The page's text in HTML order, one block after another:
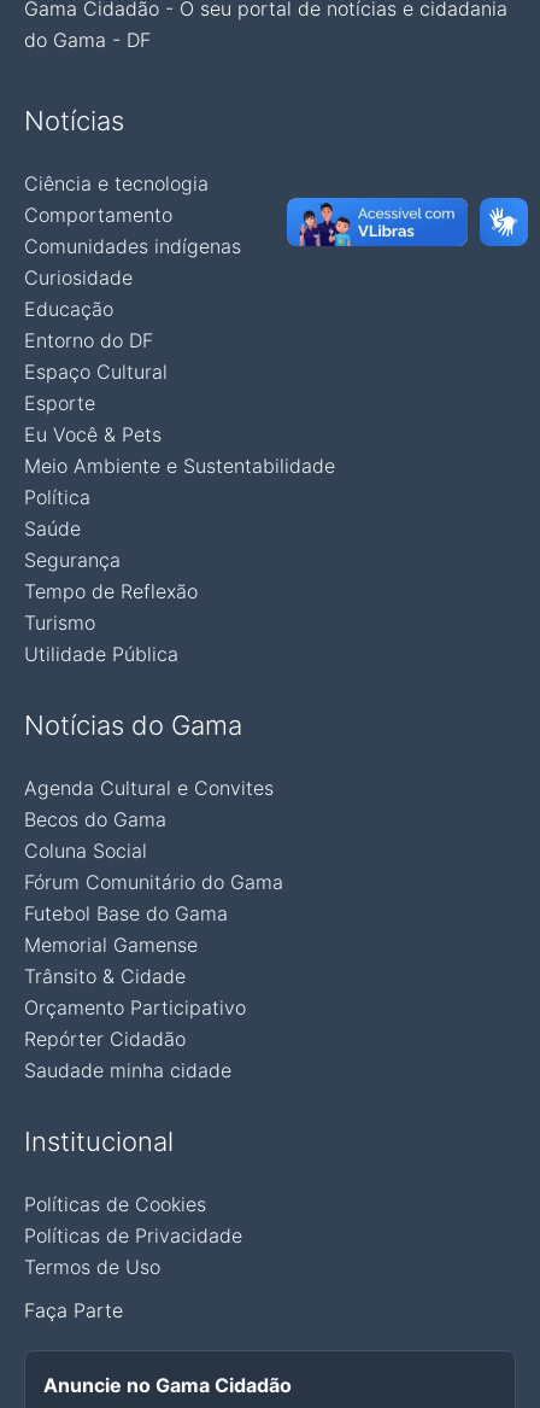
Gama Cidadão - O seu portal de notícias e cidadania
do Gama - DF
Notícias
Ciência e tecnologia
Comportamento
Comunidades indígenas
Curiosidade
Educação
Entorno do DF
Espaço Cultural
Esporte
Eu Você & Pets
Meio Ambiente e Sustentabilidade
Política
Saúde
Segurança
Tempo de Reflexão
Turismo
Utilidade Pública
Notícias do Gama
Agenda Cultural e Convites
Becos do Gama
Coluna Social
Fórum Comunitário do Gama
Futebol Base do Gama
Memorial Gamense
Trânsito & Cidade
Orçamento Participativo
Repórter Cidadão
Saudade minha cidade
Institucional
Políticas de Cookies
Políticas de Privacidade
Termos de Uso
Faça Parte
Anuncie no Gama Cidadão